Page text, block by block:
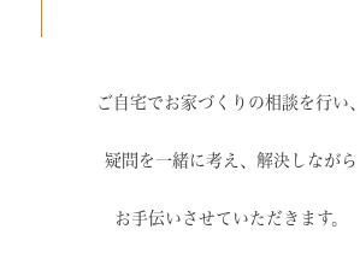
ご自宅でお家づくりの相談を行い、
疑問を一緒に考え、解決しながら
お手伝いさせていただきます。